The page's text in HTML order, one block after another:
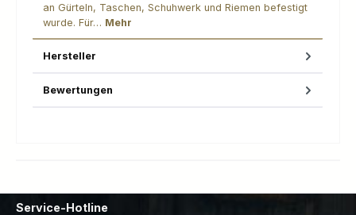
an Gürteln, Taschen, Schuhwerk und Riemen befestigt
wurde. Für… Mehr
Hersteller
Bewertungen
Service-Hotline